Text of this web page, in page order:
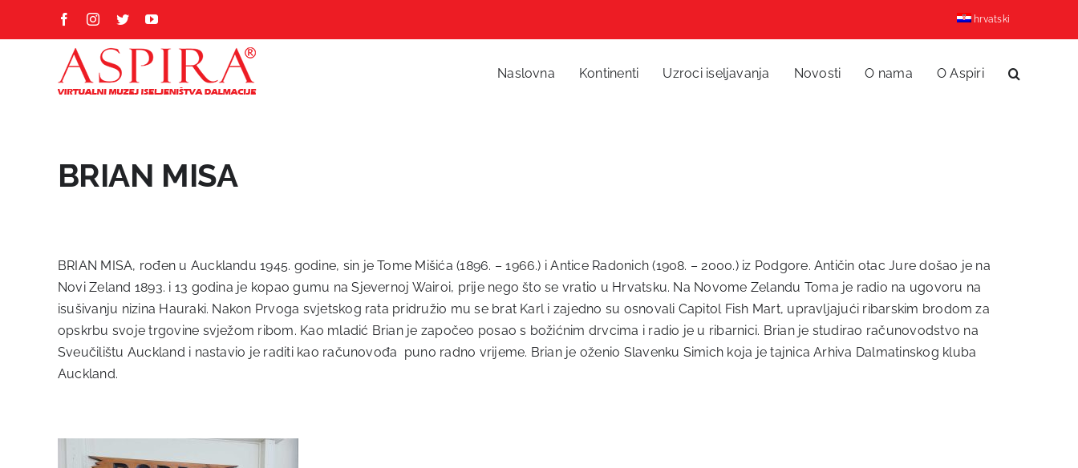
FacebookInstagram
TwitterYouTube hrvatski
Naslovna Kontinenti Uzroci iseljavanja Novosti O nama O Aspiri
BRIAN MISA
BRIAN MISA, rođen u Aucklandu 1945. godine, sin je Tome Mišića (1896. – 1966.) i Antice Radonich (1908. – 2000.) iz Podgore. Antičin otac Jure došao je na
Novi Zeland 1893. i 13 godina je kopao gumu na Sjevernoj Wairoi, prije nego što se vratio u Hrvatsku. Na Novome Zelandu Toma je radio na ugovoru na
isušivanju nizina Hauraki. Nakon Prvoga svjetskog rata pridružio mu se brat Karl i zajedno su osnovali Capitol Fish Mart, upravljajući ribarskim brodom za
opskrbu svoje trgovine svježom ribom. Kao mladić Brian je započeo posao s božićnim drvcima i radio je u ribarnici. Brian je studirao računovodstvo na
Sveučilištu Auckland i nastavio je raditi kao računovođa puno radno vrijeme. Brian je oženio Slavenku Simich koja je tajnica Arhiva Dalmatinskog kluba
Auckland.